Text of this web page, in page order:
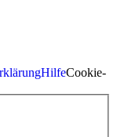
HilfeCookie-